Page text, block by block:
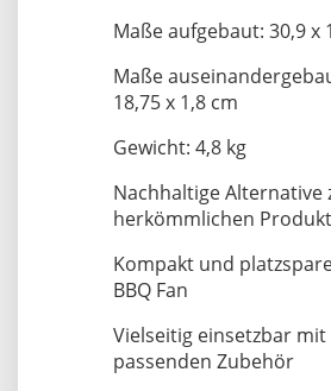
Maße aufgebaut: 30,9 x
Maße
18,75 x 1,8 cm
Gewicht: 4,8 kg
Nachhaltige Alternative
herkömmlichen
Kompakt und
BBQ Fan
Vielseitig einsetzbar mit
passenden Zubehör